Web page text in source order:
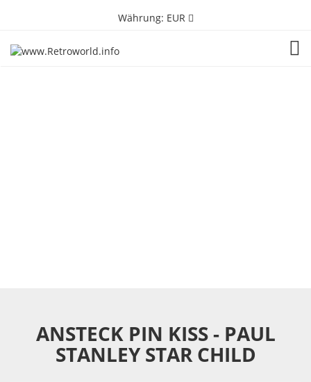
Währung: EUR
ANSTECK PIN KISS - PAUL
STANLEY STAR CHILD